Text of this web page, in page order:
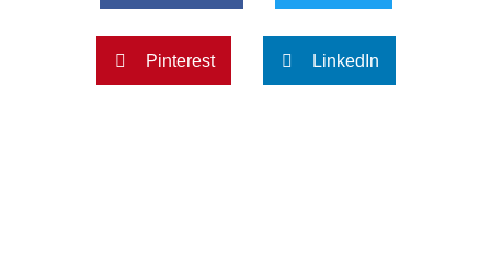
Pinterest LinkedIn